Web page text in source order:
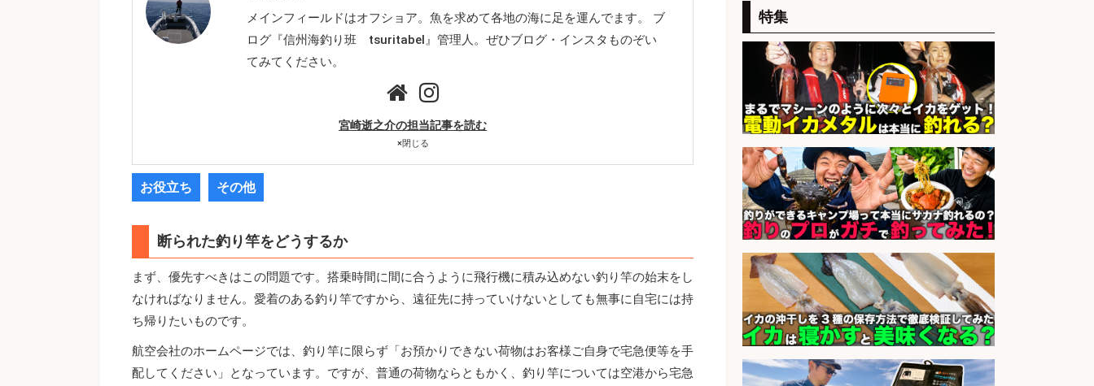
メインフィールドはオフショア。魚を求めて各地の海に足を運んでます。 ブ
ログ『信州海釣り班 tsuritabel』管理人。ぜひブログ・インスタものぞい
てみてください。
宮崎逝之介の担当記事を読む
×閉じる
お役立ち その他
断られた釣り竿をどうするか
まず、優先すべきはこの問題です。搭乗時間に間に合うように飛行機に積み込めない釣り竿の始末をし
なければなりません。愛着のある釣り竿ですから、遠征先に持っていけないとしても無事に自宅には持
ち帰りたいものです。
航空会社のホームページでは、釣り竿に限らず「お預かりできない荷物はお客様ご自身で宅急便等を手
配してください」となっています。ですが、普通の荷物ならともかく、釣り竿については空港から宅急
の魚と馬刺しの店 キッチンスタッフ
正社員募集
会社名
天草の魚と馬刺しの店 魚粋 天草
の魚と馬刺しの店 魚粋
sponsored by 求人ボックス
和食, 日本料理・懐石料理/店長・店
長候補/本物を知る大人の隠れ家!魚
の価値を上げ、地域を元気に!店長候
補募集
会社名 酒場あらかぶ 酒場あらかぶ
魚の「バイヤー」貴方の目利きでヒ
ットを生む、裁量バイヤー募集
会社名 株式会社コムライン
sponsored by 求人ボックス
特集